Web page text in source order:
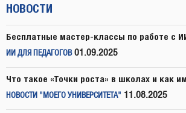
НОВОСТИ
Бесплатные мастер-классы по работе с
ИИ ДЛЯ ПЕДАГОГОВ 01.09.2025
Что такое «Точки роста» в школах и как
НОВОСТИ "МОЕГО УНИВЕРСИТЕТА" 11.08.2025